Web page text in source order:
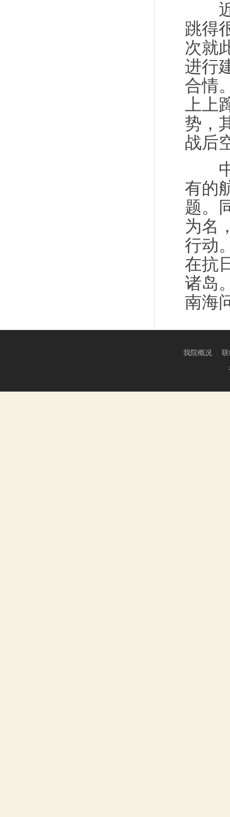
近
跳得
次就
进行
合情
上
势，
战后
中
有的
题。
为名
行动
在抗
诸岛
南海
我院概况